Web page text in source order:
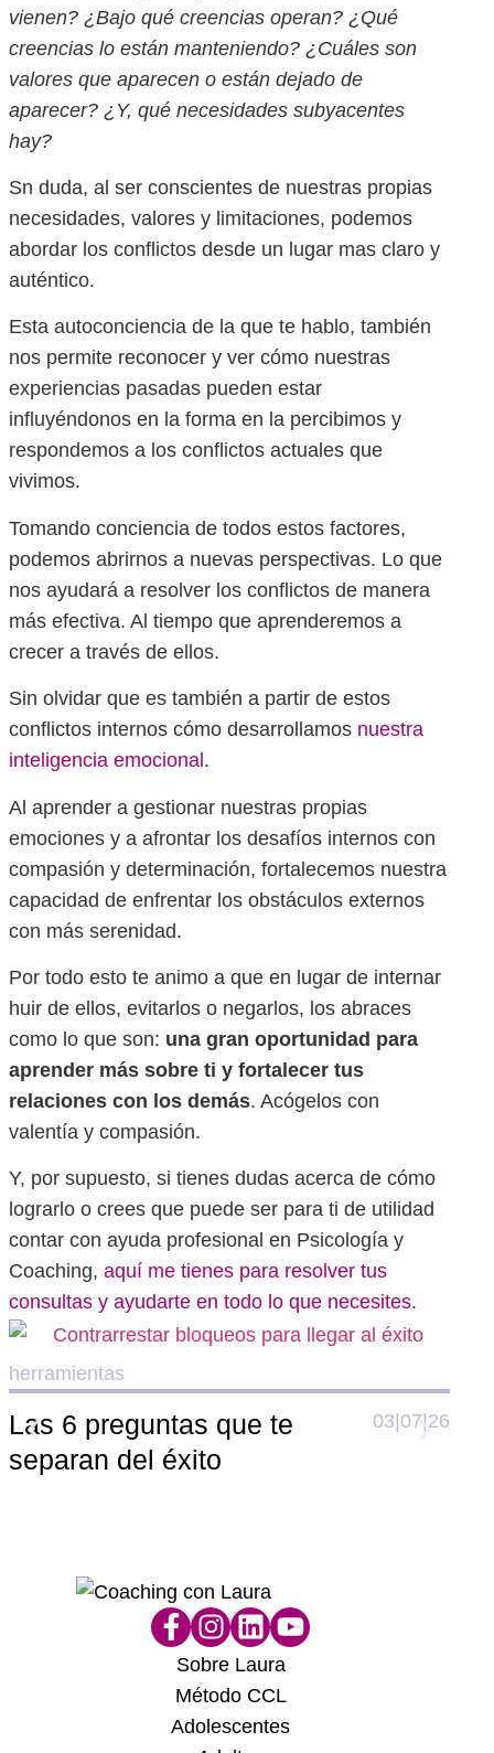
vienen? ¿Bajo qué creencias operan? ¿Qué
creencias lo están manteniendo? ¿Cuáles son
valores que aparecen o están dejado de
aparecer? ¿Y, qué necesidades subyacentes
hay?
Sn duda, al ser conscientes de nuestras propias
necesidades, valores y limitaciones, podemos
abordar los conflictos desde un lugar mas claro y
auténtico.
Esta autoconciencia de la que te hablo, también
nos permite reconocer y ver cómo nuestras
experiencias pasadas pueden estar
influyéndonos en la forma en la percibimos y
respondemos a los conflictos actuales que
vivimos.
Tomando conciencia de todos estos factores,
podemos abrirnos a nuevas perspectivas. Lo que
nos ayudará a resolver los conflictos de manera
más efectiva. Al tiempo que aprenderemos a
crecer a través de ellos.
Sin olvidar que es también a partir de estos
conflictos internos cómo desarrollamos nuestra
inteligencia emocional .
Al aprender a gestionar nuestras propias
emociones y a afrontar los desafíos internos con
compasión y determinación, fortalecemos nuestra
capacidad de enfrentar los obstáculos externos
con más serenidad.
Por todo esto te animo a que en lugar de internar
huir de ellos, evitarlos o negarlos, los abraces
como lo que son: una gran oportunidad para
aprender más sobre ti y fortalecer tus
relaciones con los demás. Acógelos con
valentía y compasión.
Y, por supuesto, si tienes dudas acerca de cómo
lograrlo o crees que puede ser para ti de utilidad
contar con ayuda profesional en Psicología y
Coaching, aquí me tienes para resolver tus
consultas y ayudarte en todo lo que necesites.
herramientas
03|07|26
Las 6 preguntas que te
separan del éxito
Sobre Laura
Método CCL
Adolescentes